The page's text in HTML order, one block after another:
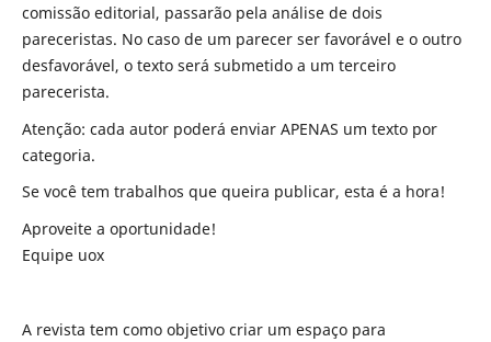
comissão editorial, passarão pela análise de dois
pareceristas. No caso de um parecer ser favorável e o outro
desfavorável, o texto será submetido a um terceiro
parecerista.
Atenção: cada autor poderá enviar APENAS um texto por
categoria.
Se você tem trabalhos que queira publicar, esta é a hora!
Aproveite a oportunidade!
Equipe uox
A revista tem como objetivo criar um espaço para